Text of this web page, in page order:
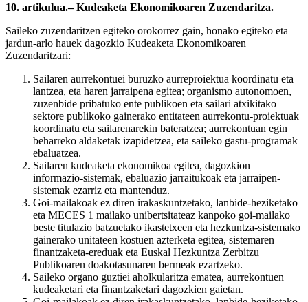
10. artikulua.– Kudeaketa Ekonomikoaren Zuzendaritza.
Saileko zuzendaritzen egiteko orokorrez gain, honako egiteko eta
jardun-arlo hauek dagozkio Kudeaketa Ekonomikoaren
Zuzendaritzari:
Sailaren aurrekontuei buruzko aurreproiektua koordinatu eta
lantzea, eta haren jarraipena egitea; organismo autonomoen,
zuzenbide pribatuko ente publikoen eta sailari atxikitako
sektore publikoko gainerako entitateen aurrekontu-proiektuak
koordinatu eta sailarenarekin bateratzea; aurrekontuan egin
beharreko aldaketak izapidetzea, eta saileko gastu-programak
ebaluatzea.
Sailaren kudeaketa ekonomikoa egitea, dagozkion
informazio-sistemak, ebaluazio jarraitukoak eta jarraipen-
sistemak ezarriz eta mantenduz.
Goi-mailakoak ez diren irakaskuntzetako, lanbide-heziketako
eta MECES 1 mailako unibertsitateaz kanpoko goi-mailako
beste titulazio batzuetako ikastetxeen eta hezkuntza-sistemako
gainerako unitateen kostuen azterketa egitea, sistemaren
finantzaketa-ereduak eta Euskal Hezkuntza Zerbitzu
Publikoaren doakotasunaren bermeak ezartzeko.
Saileko organo guztiei aholkularitza ematea, aurrekontuen
kudeaketari eta finantzaketari dagozkien gaietan.